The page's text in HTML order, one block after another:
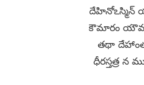
కౌమారం
తథా
ధీరస్తత్ర న